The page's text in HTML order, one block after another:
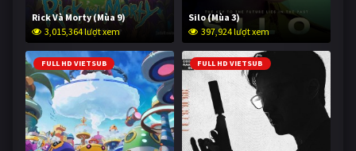
Rick Và Morty (Mùa 9)
3,015,364 lượt xem
Silo (Mùa 3)
397,924 lượt xem
FULL HD VIETSUB FULL HD VIETSUB